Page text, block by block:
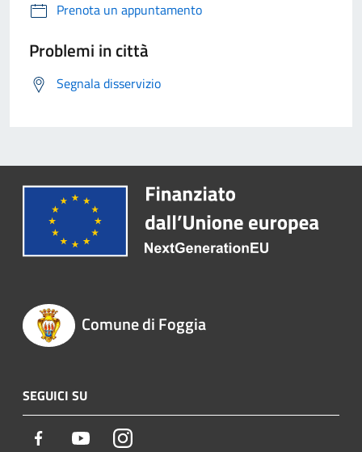
Prenota un appuntamento
Problemi in città
Segnala disservizio
Comune di Foggia
SEGUICI SU
Facebook YoutubeInstagram